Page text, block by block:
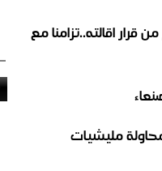
اقالته..تزامنا مع
مليشيات